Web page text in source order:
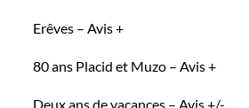
Erêves – Avis +
80 ans Placid et Muzo – Avis +
Deux ans de vacances – Avis +/-